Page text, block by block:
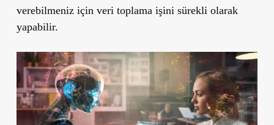
verebilmeniz için veri toplama işini sürekli olarak
yapabilir.